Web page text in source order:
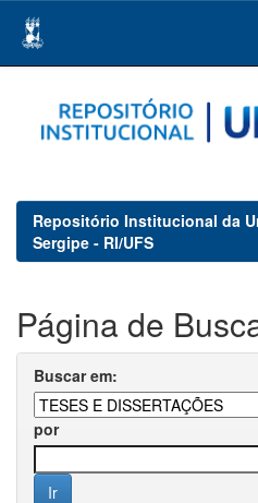
navigation
Repositório Institucional da
Sergipe - RI/UFS
Página de
Buscar em:
por